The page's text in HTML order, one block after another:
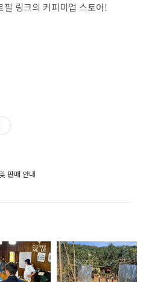
링크의 커피미업 스토어!
판매 안내